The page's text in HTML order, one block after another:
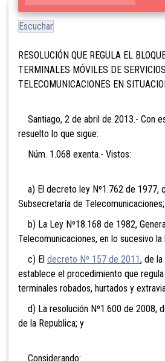
Escuchar
RESOLUCIÓN QUE REGULA EL
TERMINALES MÓVILES DE
TELECOMUNICACIONES EN
Santiago, 2 de abril de 2013.- Con
resuelto lo que sigue:
Núm. 1.068 exenta.- Vistos:
a) El decreto ley Nº1.762 de 1977,
Subsecretaría de Telecomunicaciones;
b) La Ley Nº18.168 de 1982,
Telecomunicaciones, en lo sucesivo la
c) El decreto Nº 157 de 2011, de
establece el procedimiento que
terminales robados, hurtados y
d) La resolución Nº1.600 de 2008,
de la Republica; y
Considerando: